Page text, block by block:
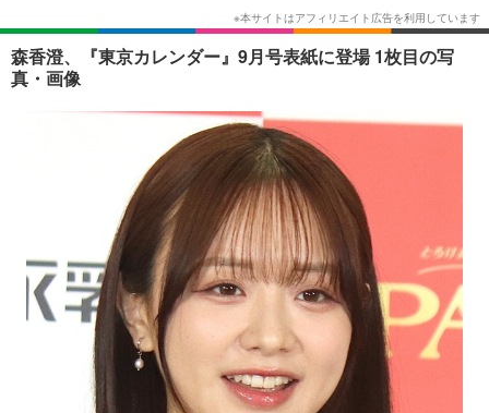
ショッピング その他
森香澄、『東京カレンダー』9月号表紙に登場 1枚目の写
真・画像